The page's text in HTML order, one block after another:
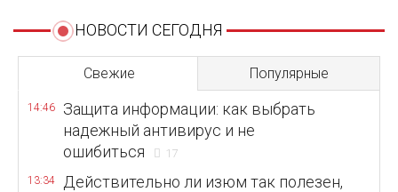
НОВОСТИ СЕГОДНЯ
Свежие Популярные
14:46
Защита информации: как выбрать
надежный антивирус и не
ошибиться
17
13:34
Действительно ли изюм так полезен,